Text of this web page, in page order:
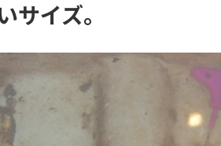
サイズ。